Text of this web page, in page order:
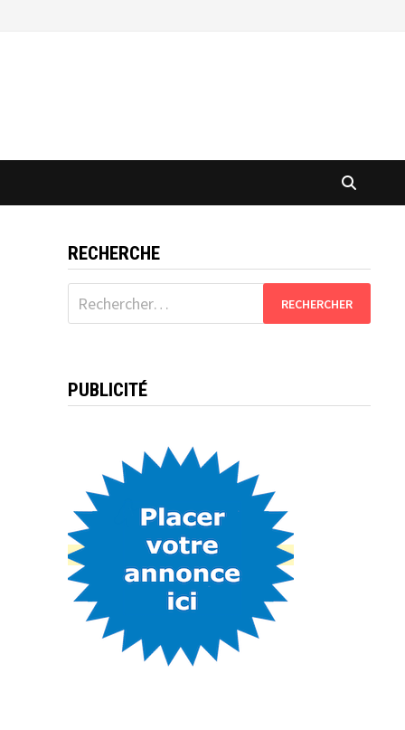
RECHERCHE
Rechercher :
PUBLICITÉ